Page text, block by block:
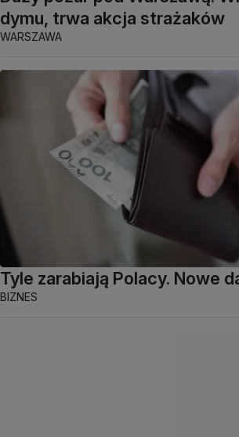
dymu, trwa akcja strażaków
WARSZAWA
Tyle zarabiają Polacy. Nowe
BIZNES